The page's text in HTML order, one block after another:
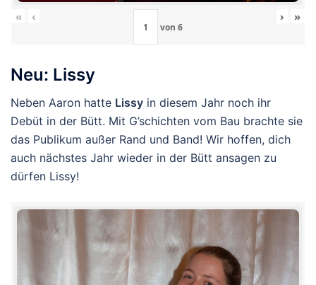
« ‹
von 6
› »
Neu: Lissy
Neben Aaron hatte Lissy in diesem Jahr noch ihr
Debüt in der Bütt. Mit G’schichten vom Bau brachte sie
das Publikum außer Rand und Band! Wir hoffen, dich
auch nächstes Jahr wieder in der Bütt ansagen zu
dürfen Lissy!